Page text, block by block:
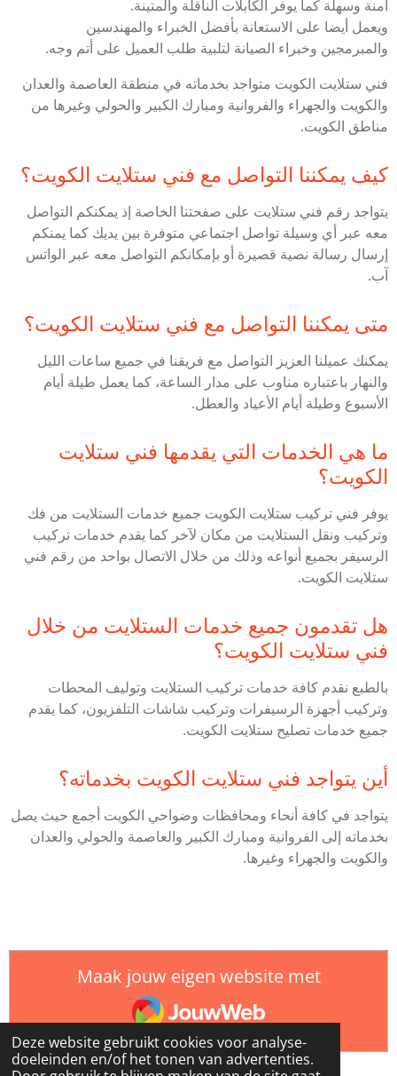
Deze website gebruikt cookies voor analyse-
doeleinden en/of het tonen van advertenties.
آمنة وسهلة كما يوفر الكابلات الناقلة والمتينة.
ويعمل أيضا على الاستعانة بأفضل الخبراء والمهندسين
والمبرمجين وخبراء الصيانة لتلبية طلب العميل على أتم وجه.
فني ستلايت الكويت متواجد بخدماته في منطقة العاصمة والعدان
والكويت والجهراء والفروانية ومبارك الكبير والحولي وغيرها من
مناطق الكويت.
كيف يمكننا التواصل مع فني ستلايت الكويت؟
يتواجد رقم فني ستلايت على صفحتنا الخاصة إذ يمكنكم التواصل
معه عبر أي وسيلة تواصل اجتماعي متوفرة بين يديك كما يمنكم
إرسال رسالة نصية قصيرة أو بإمكانكم التواصل معه عبر الواتس
آب.
متى يمكننا التواصل مع فني ستلايت الكويت؟
يمكنك عميلنا العزيز التواصل مع فريقنا في جميع ساعات الليل
والنهار باعتباره مناوب على مدار الساعة، كما يعمل طيلة أيام
الأسبوع وطيلة أيام الأعياد والعطل.
ما هي الخدمات التي يقدمها فني ستلايت
الكويت؟
يوفر فني تركيب ستلايت الكويت جميع خدمات الستلايت من فك
وتركيب ونقل الستلايت من مكان لآخر كما يقدم خدمات تركيب
الرسيفر بجميع أنواعه وذلك من خلال الاتصال بواحد من رقم فني
ستلايت الكويت.
هل تقدمون جميع خدمات الستلايت من خلال
فني ستلايت الكويت؟
بالطبع نقدم كافة خدمات تركيب الستلايت وتوليف المحطات
وتركيب أجهزة الرسيفرات وتركيب شاشات التلفزيون، كما يقدم
جميع خدمات تصليح ستلايت الكويت.
أين يتواجد فني ستلايت الكويت بخدماته؟
يتواجد في كافة أنحاء ومحافظات وضواحي الكويت أجمع حيث يصل
بخدماته إلى الفروانية ومبارك الكبير والعاصمة والحولي والعدان
والكويت والجهراء وغيرها.
Maak jouw eigen website met
JouwWeb